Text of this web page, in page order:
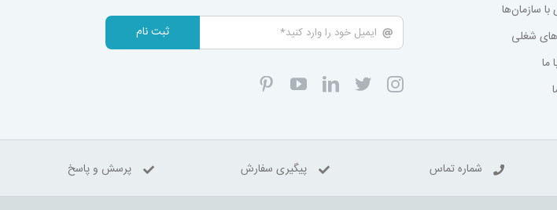
سازمان‌ها
شغلی
ما
ثبت نام
شماره تماس پیگیری سفارش پرسش و پاسخ